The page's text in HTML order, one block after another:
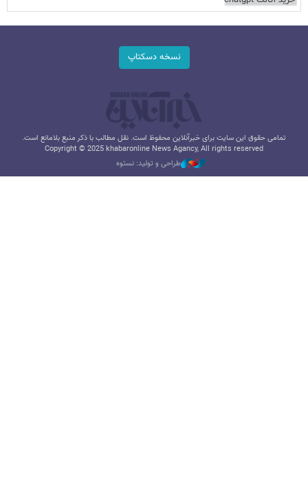
نسخه دسکتاپ
تمامی حقوق این سایت برای خبرآنلاین محفوظ است. نقل مطالب با ذکر منبع بلامانع است.
Copyright © 2025 khabaronline News Agancy, All rights reserved
طراحی و تولید: نستوه